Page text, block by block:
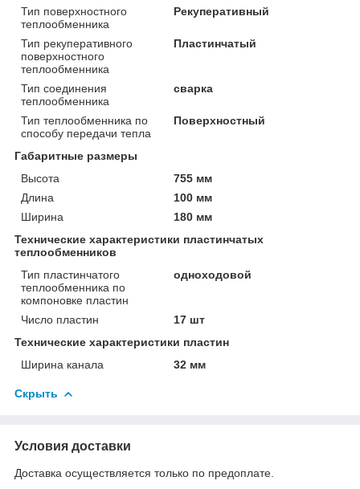
Тип поверхностного
теплообменника
Рекуперативный
Тип рекуперативного
поверхностного
теплообменника
Пластинчатый
Тип соединения
теплообменника
сварка
Тип теплообменника по
способу передачи тепла
Поверхностный
Габаритные размеры
Высота
755 мм
Длина
100 мм
Ширина
180 мм
Технические характеристики пластинчатых
теплообменников
Тип пластинчатого
теплообменника по
компоновке пластин
одноходовой
Число пластин
17 шт
Технические характеристики пластин
Ширина канала
32 мм
Скрыть
Условия доставки
Доставка осуществляется только по предоплате.